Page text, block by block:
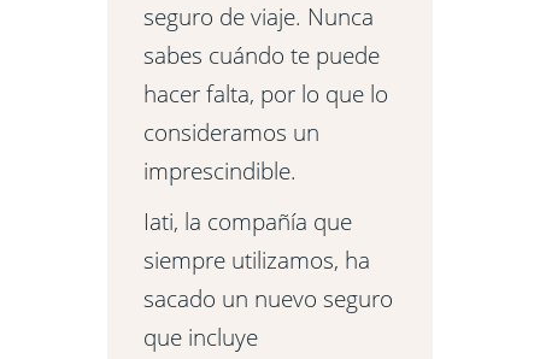
seguro de viaje. Nunca
sabes cuándo te puede
hacer falta, por lo que lo
consideramos un
imprescindible.
Iati, la compañía que
siempre utilizamos, ha
sacado un nuevo seguro
que incluye